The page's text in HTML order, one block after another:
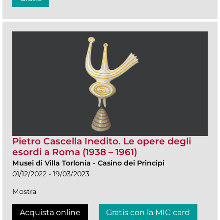
Pietro Cascella Inedito. Le opere degli
esordi a Roma (1938 – 1961)
Musei di Villa Torlonia - Casino dei Principi
01/12/2022 - 19/03/2023
Mostra
Acquista online Gratis con la MIC card